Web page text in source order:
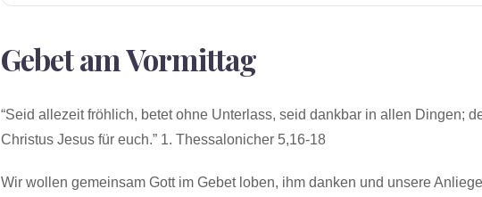
Gebet am Vormittag
“Seid allezeit fröhlich, betet ohne Unterlass, seid dankbar in allen Dingen;
Christus Jesus für euch.” 1. Thessalonicher 5,16-18
Wir wollen gemeinsam Gott im Gebet loben, ihm danken und unsere